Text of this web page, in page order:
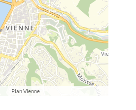
Plan Vienne